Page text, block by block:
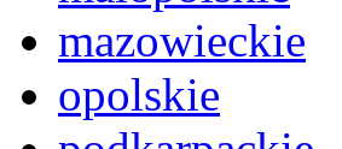
mazowieckie
opolskie